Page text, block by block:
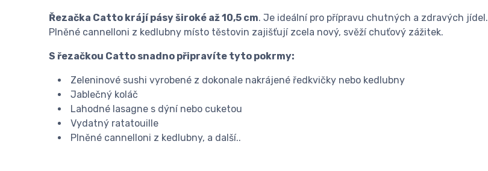
Řezačka Catto krájí pásy široké až 10,5 cm. Je ideální pro přípravu chutných a zdravých jídel.
Plněné cannelloni z kedlubny místo těstovin zajišťují zcela nový, svěží chuťový zážitek.
S řezačkou Catto snadno připravíte tyto pokrmy:
Zeleninové sushi vyrobené z dokonale nakrájené ředkvičky nebo kedlubny
Jablečný koláč
Lahodné lasagne s dýní nebo cuketou
Vydatný ratatouille
Plněné cannelloni z kedlubny, a další..